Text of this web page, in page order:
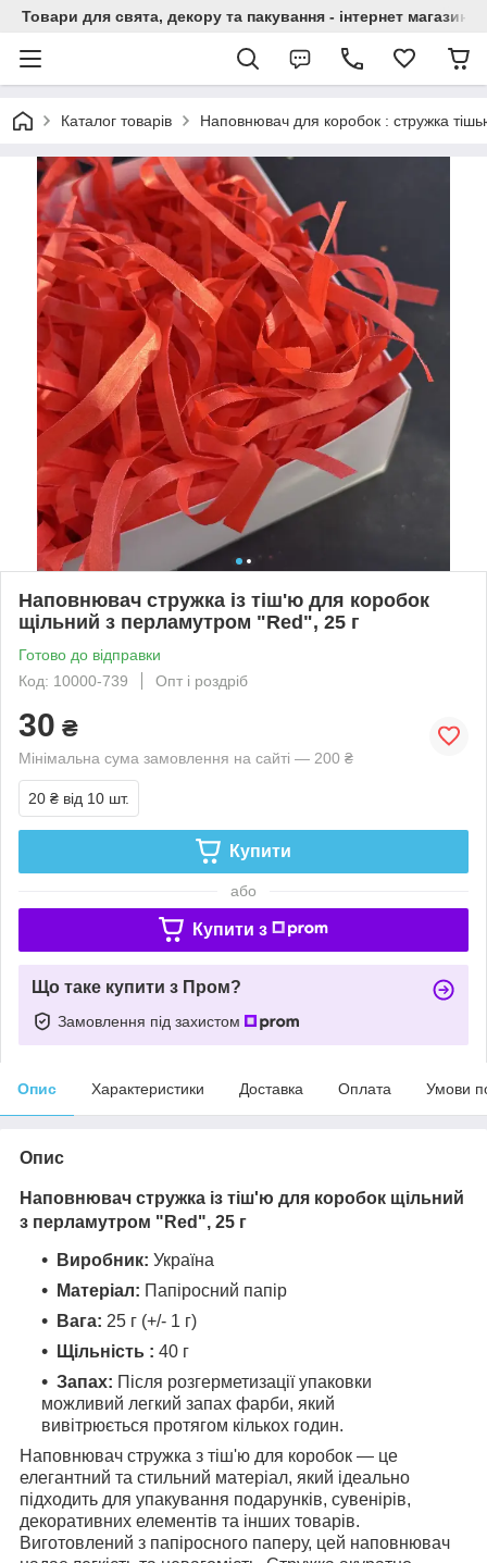
Товари для свята, декору та пакування - інтернет магазин
Каталог товарів Наповнювач для коробок : стружка
Наповнювач стружка із тіш'ю для коробок
щільний з перламутром "Red", 25 г
Готово до відправки
Код: 10000-739
Опт і роздріб
30 ₴
Мінімальна сума замовлення на сайті — 200 ₴
20 ₴ від 10 шт.
Купити
або
Купити з
Що таке купити з Пром?
Замовлення під захистом
Опис Характеристики Доставка Оплата Умови
Опис
Наповнювач стружка із тіш'ю для коробок щільний
з перламутром "Red", 25 г
Виробник: Україна
Матеріал: Папіросний папір
Вага: 25 г (+/- 1 г)
Щільність : 40 г
Запах: Після розгерметизації упаковки
можливий легкий запах фарби, який
вивітрюється протягом кількох годин.
Наповнювач стружка з тіш'ю для коробок — це
елегантний та стильний матеріал, який ідеально
підходить для упакування подарунків, сувенірів,
декоративних елементів та інших товарів.
Виготовлений з папіросного паперу, цей наповнювач